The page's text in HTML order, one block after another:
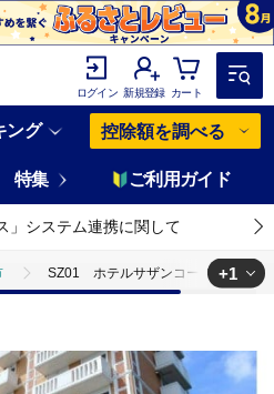
ログイン 新規登録 カート
ング 控除額を調べる
特集 ご利用ガイド
」システム連携に関して
SZ01 ホテルサザンコースト宮古
+1